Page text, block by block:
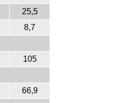
25,5
8,7
105
66,9